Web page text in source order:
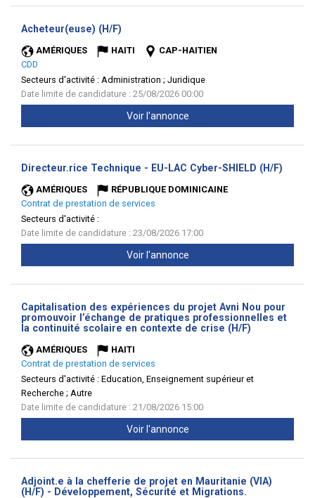
Acheteur(euse) (H/F)
AMÉRIQUES HAITI
CAP-HAITIEN
CDD
Secteurs d'activité : Administration ; Juridique
Date limite de candidature : 25/08/2026 00:00
Voir l'annonce
Directeur.rice Technique - EU-LAC Cyber-SHIELD (H/F)
AMÉRIQUES
RÉPUBLIQUE DOMINICAINE
Contrat de prestation de services
Secteurs d'activité :
Date limite de candidature : 23/08/2026 17:00
Voir l'annonce
Capitalisation des expériences du projet Avni Nou pour
promouvoir l’échange de pratiques professionnelles et
la continuité scolaire en contexte de crise (H/F)
AMÉRIQUES
HAITI
Contrat de prestation de services
Secteurs d'activité : Education, Enseignement supérieur et
Recherche ; Autre
Date limite de candidature : 21/08/2026 15:00
Voir l'annonce
Adjoint.e à la chefferie de projet en Mauritanie (VIA)
(H/F) - Développement, Sécurité et Migrations.